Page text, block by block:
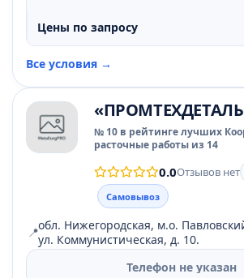
Цены по запросу
Все условия →
№ 10 в рейтинге лучших
расточные работы из 14
0.0Отзывов нет
Самовывоз
📍обл. Нижегородская, м.о.
ул. Коммунистическая, д. 10.
Телефон не указан